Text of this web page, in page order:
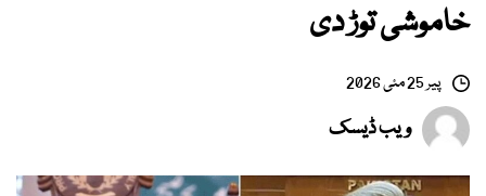
خاموشی توڑ دی
پیر 25 مئی 2026
ویب ڈیسک